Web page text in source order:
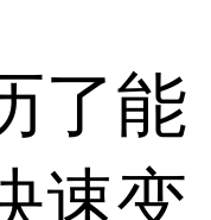
了能
速变